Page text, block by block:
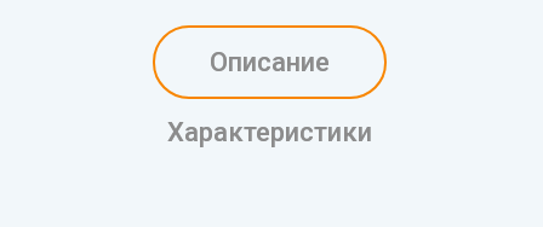
Описание
Характеристики